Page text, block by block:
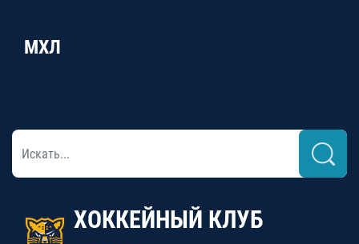
МХЛ
ХОККЕЙНЫЙ КЛУБ